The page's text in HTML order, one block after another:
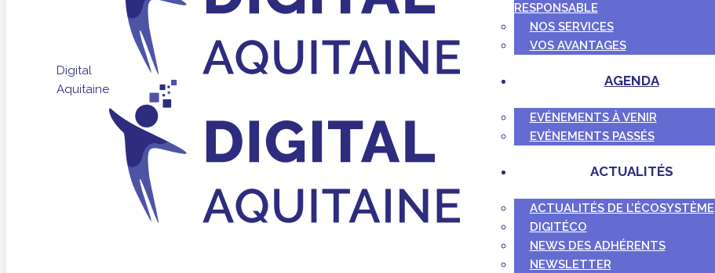
Digital
Aquitaine
RESPONSABLE
NOS SERVICES
VOS AVANTAGES
AGENDA
EVÉNEMENTS À VENIR
EVÉNEMENTS PASSÉS
ACTUALITÉS
ACTUALITÉS DE L’ÉCOSYSTÈME
DIGITÉCO
NEWS DES ADHÉRENTS
NEWSLETTER